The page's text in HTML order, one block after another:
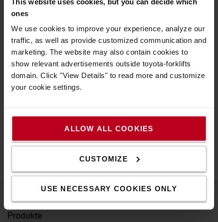
ones
We use cookies to improve your experience, analyze our
traffic, as well as provide customized communication and
marketing. The website may also contain cookies to
show relevant advertisements outside toyota-forklifts
domain. Click "View Details" to read more and customize
your cookie settings.
ALLOW ALL COOKIES
CUSTOMIZE
USE NECESSARY COOKIES ONLY
So wird der Flaschenwechsel sicherer! Der neue
Flaschenschnellanschluss ist mit einer
Rückschlagsicherung ausgestattet. Dieses System
verhindert das Austreten von Gasen beim
Flaschenwechsel. Zu Ihrer Sicherheit gibt das Ventil
deshalb die Gaszufuhr nur bei einer korrekten
Verbindung frei. Den Schnellwechselanschluss gibt es in
verschiedenen Ausführungen. Durch einen Drehschalter
Farbe:Blau
Produkte